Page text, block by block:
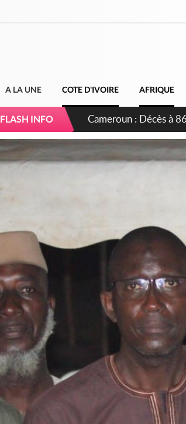
A LA UNE COTE D'IVOIRE AFRIQUE
FLASH INFO Côte d'Ivoire :